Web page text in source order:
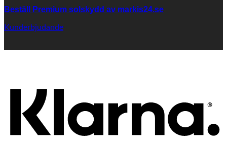
Beställ Premium solskydd av markis24.se
Kunderbjudande